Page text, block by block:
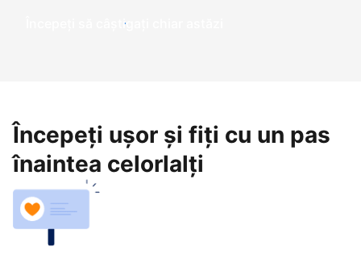
Începeți să câștigați chiar astăzi
Începeți ușor și fiți cu un pas
înaintea celorlalți